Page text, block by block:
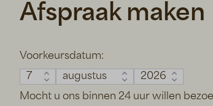
Afspraak maken
Voorkeursdatum:
Mocht u ons binnen 24 uur willen